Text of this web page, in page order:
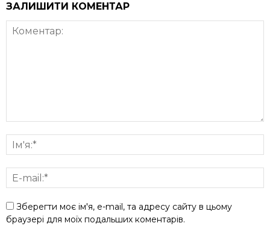
ЗАЛИШИТИ КОМЕНТАР
Зберегти моє ім'я, e-mail, та адресу сайту в цьому
браузері для моїх подальших коментарів.